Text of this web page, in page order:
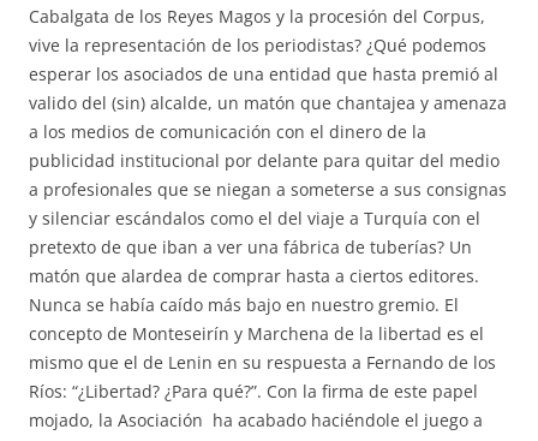
Cabalgata de los Reyes Magos y la procesión del Corpus,
vive la representación de los periodistas? ¿Qué podemos
esperar los asociados de una entidad que hasta premió al
valido del (sin) alcalde, un matón que chantajea y amenaza
a los medios de comunicación con el dinero de la
publicidad institucional por delante para quitar del medio
a profesionales que se niegan a someterse a sus consignas
y silenciar escándalos como el del viaje a Turquía con el
pretexto de que iban a ver una fábrica de tuberías? Un
matón que alardea de comprar hasta a ciertos editores.
Nunca se había caído más bajo en nuestro gremio. El
concepto de Monteseirín y Marchena de la libertad es el
mismo que el de Lenin en su respuesta a Fernando de los
Ríos: “¿Libertad? ¿Para qué?”. Con la firma de este papel
mojado, la Asociación ha acabado haciéndole el juego a